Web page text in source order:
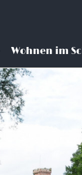
Wohnen im